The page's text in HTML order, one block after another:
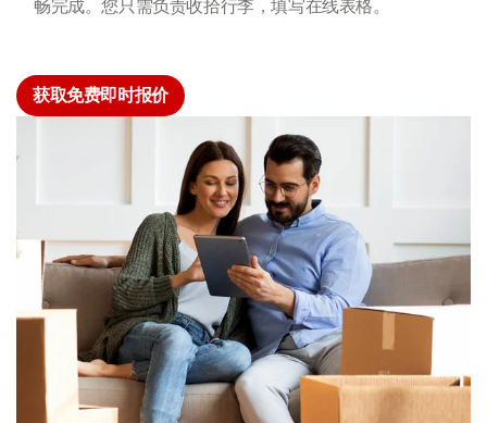
畅完成。您只需负责收拾行李，填写在线表格。
获取免费即时报价